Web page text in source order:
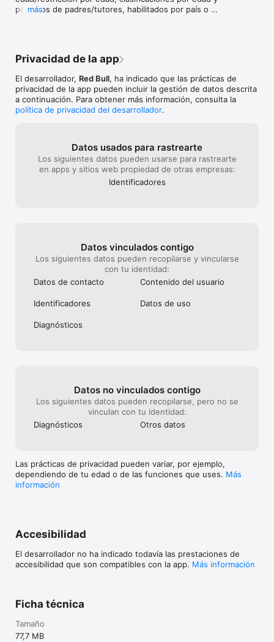
permisos de padres/tutores, habilitados por país o
actualizaciones de perfil y las eliminaciones de cuenta
más
Privacidad de la app
El desarrollador, Red Bull, ha indicado que las prácticas de
privacidad de la app pueden incluir la gestión de datos descrita
a continuación. Para obtener más información, consulta la
política de privacidad del desarrollador.
Datos usados para rastrearte
Los siguientes datos pueden usarse para rastrearte
en apps y sitios web propiedad de otras empresas:
Identificado­res
Datos vinculados contigo
Los siguientes datos pueden recopilarse y vincularse
con tu identidad:
Datos de contacto
Contenido del usuario
Identificado­res Datos de uso
Diagnósticos
Datos no vinculados contigo
Los siguientes datos pueden recopilarse, pero no se
vinculan con tu identidad:
Diagnósticos
Otros datos
Las prácticas de privacidad pueden variar, por ejemplo,
dependiendo de tu edad o de las funciones que uses. Más
información
Accesibilidad
El desarrollador no ha indicado todavía las prestaciones de
accesibilidad que son compatibles con la app. Más información
Ficha técnica
Tamaño
77,7 MB